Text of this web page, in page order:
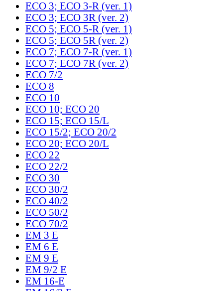
ECO 3; ECO 3-R (ver. 1)
ECO 3; ECO 3R (ver. 2)
ECO 5; ECO 5-R (ver. 1)
ECO 5; ECO 5R (ver. 2)
ECO 7; ECO 7-R (ver. 1)
ECO 7; ECO 7R (ver. 2)
ECO 7/2
ECO 8
ECO 10
ECO 10; ECO 20
ECO 15; ECO 15/L
ECO 15/2; ECO 20/2
ECO 20; ECO 20/L
ECO 22
ECO 22/2
ECO 30
ECO 30/2
ECO 40/2
ECO 50/2
ECO 70/2
EM 3 E
EM 6 E
EM 9 E
EM 9/2 E
EM 16-E